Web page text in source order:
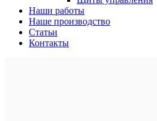
Наши работы
Наше производство
Статьи
Контакты